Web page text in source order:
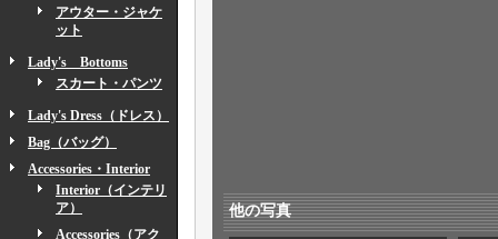
アウター・ジャケ
ット
Lady's Bottoms
スカート・パンツ
Lady's Dress（ドレス）
Bag（バッグ）
Accessories・Interior
Interior（インテリ
ア）
Accessories（アク
他の写真